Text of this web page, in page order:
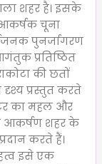
शहर है। इसके
चूना
पुनर्जागरण
प्रतिष्ठित
की छतों
प्रस्तुत करते
का महल और
आकर्षण शहर के
करते हैं।
इसे एक